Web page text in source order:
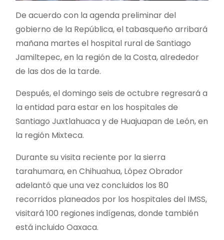
De acuerdo con la agenda preliminar del
gobierno de la República, el tabasqueño arribará
mañana martes el hospital rural de Santiago
Jamiltepec, en la región de la Costa, alrededor
de las dos de la tarde.
Después, el domingo seis de octubre regresará a
la entidad para estar en los hospitales de
Santiago Juxtlahuaca y de Huajuapan de León, en
la región Mixteca.
Durante su visita reciente por la sierra
tarahumara, en Chihuahua, López Obrador
adelantó que una vez concluidos los 80
recorridos planeados por los hospitales del IMSS,
visitará 100 regiones indígenas, donde también
está incluido Oaxaca.